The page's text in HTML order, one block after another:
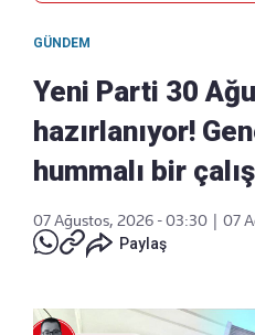
GÜNDEM
Yeni Parti 30
hazırlanıyor!
hummalı bir
07 Ağustos, 2026 - 03:30
07
Paylaş